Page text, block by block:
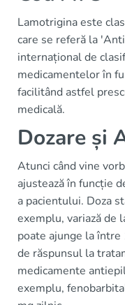
Lamotrigina este
care se referă la
internațional de
medicamentelor în
facilitând astfel
medicală.
Dozare și
Atunci când vine
ajustează în funcție
a pacientului. Doza
exemplu, variază de
poate ajunge la
de răspunsul la
medicamente
exemplu,